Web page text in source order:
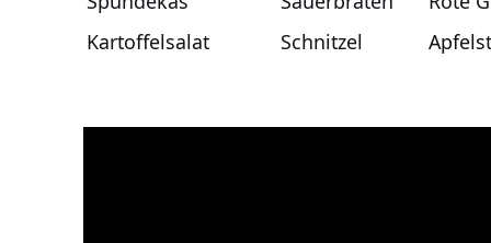
Kartoffelsalat
Schnitzel